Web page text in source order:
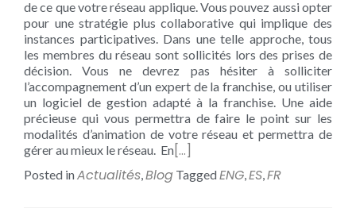
de ce que votre réseau applique. Vous pouvez aussi opter
pour une stratégie plus collaborative qui implique des
instances participatives. Dans une telle approche, tous
les membres du réseau sont sollicités lors des prises de
décision. Vous ne devrez pas hésiter à solliciter
l’accompagnement d’un expert de la franchise, ou utiliser
un logiciel de gestion adapté à la franchise. Une aide
précieuse qui vous permettra de faire le point sur les
modalités d’animation de votre réseau et permettra de
gérer au mieux le réseau. En[…]
Posted inActualités,Blog TaggedENG,ES,FR